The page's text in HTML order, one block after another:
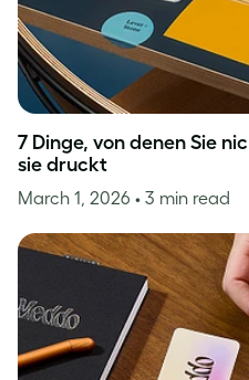
7 Dinge, von denen Sie
sie druckt
March 1, 2026 • 3 min read